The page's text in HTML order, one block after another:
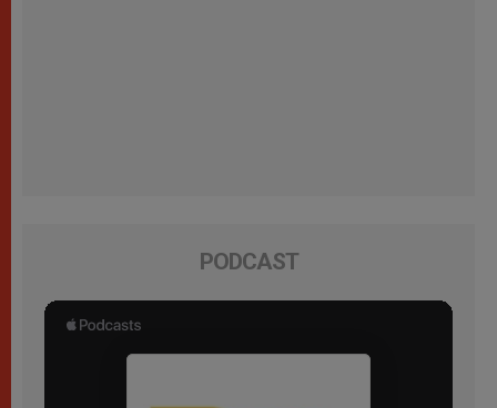
PODCAST